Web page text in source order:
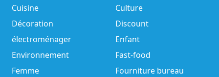
Cuisine
Culture
Décoration
Discount
électroménager
Enfant
Environnement
Fast-food
Femme
Fourniture bureau